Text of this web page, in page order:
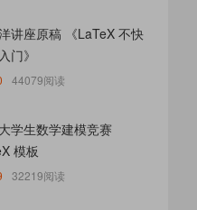
讲座原稿 《LaTeX 不快
门》
44079阅读
学生数学建模竞赛
模板
32219阅读